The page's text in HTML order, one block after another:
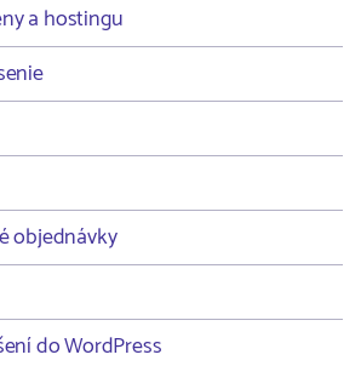
a hostingu
objednávky
do WordPress